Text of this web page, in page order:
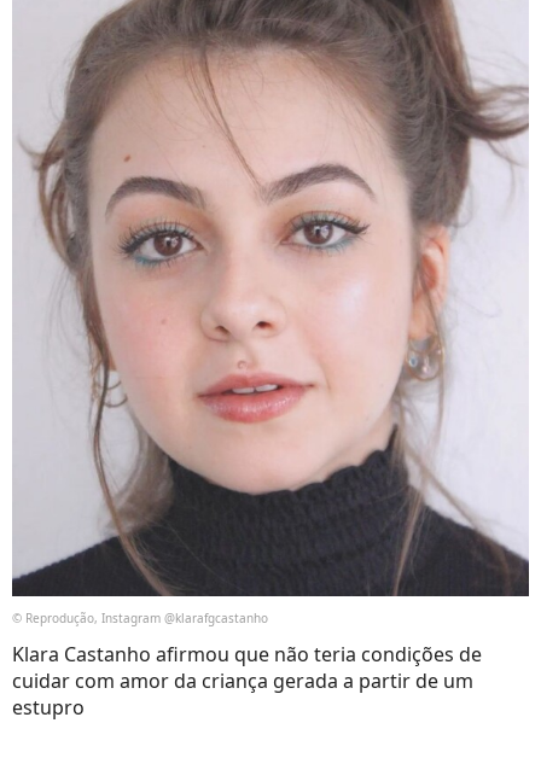
© Reprodução, Instagram @klarafgcastanho
Klara Castanho afirmou que não teria condições de
cuidar com amor da criança gerada a partir de um
estupro